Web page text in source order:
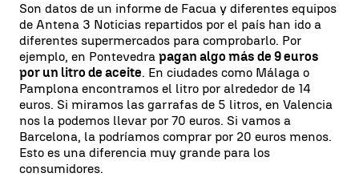
Son datos de un informe de Facua y diferentes equipos
de Antena 3 Noticias repartidos por el país han ido a
diferentes supermercados para comprobarlo. Por
ejemplo, en Pontevedra pagan algo más de 9 euros
por un litro de aceite. En ciudades como Málaga o
Pamplona encontramos el litro por alrededor de 14
euros. Si miramos las garrafas de 5 litros, en Valencia
nos la podemos llevar por 70 euros. Si vamos a
Barcelona, la podríamos comprar por 20 euros menos.
Esto es una diferencia muy grande para los
consumidores.